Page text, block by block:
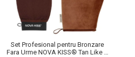
Set Profesional pentru Bronzare
Fara Urme NOVA KISS® Tan Like a